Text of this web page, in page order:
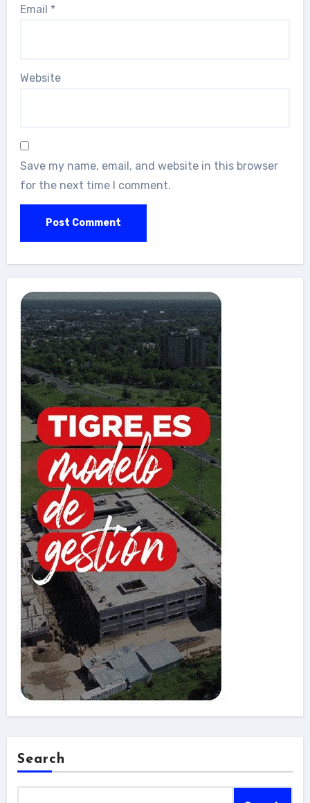
Email *
Website
Save my name, email, and website in this browser
for the next time I comment.
Search